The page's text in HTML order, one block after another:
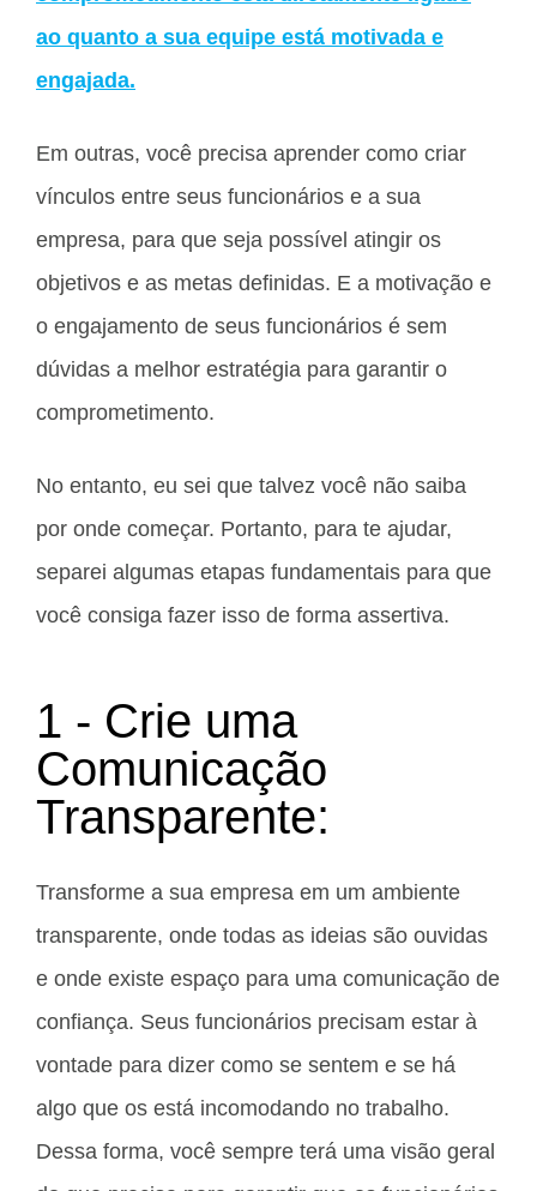
ao quanto a sua equipe está motivada e
engajada.
Em outras, você precisa aprender como criar
vínculos entre seus funcionários e a sua
empresa, para que seja possível atingir os
objetivos e as metas definidas. E a motivação e
o engajamento de seus funcionários é sem
dúvidas a melhor estratégia para garantir o
comprometimento.
No entanto, eu sei que talvez você não saiba
por onde começar. Portanto, para te ajudar,
separei algumas etapas fundamentais para que
você consiga fazer isso de forma assertiva.
1 - Crie uma
Comunicação
Transparente:
Transforme a sua empresa em um ambiente
transparente, onde todas as ideias são ouvidas
e onde existe espaço para uma comunicação de
confiança. Seus funcionários precisam estar à
vontade para dizer como se sentem e se há
algo que os está incomodando no trabalho.
Dessa forma, você sempre terá uma visão geral